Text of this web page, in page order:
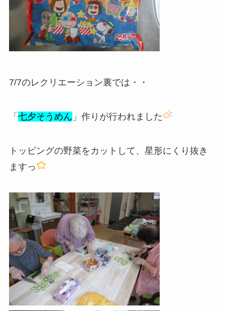
7/7のレクリエーション裏では・・
「 七夕そうめん 」作りが行われました
トッピングの野菜をカットして、星形にくり抜き
ますっ